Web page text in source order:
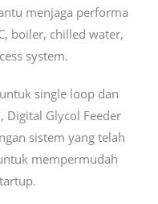
menjaga performa
boiler, chilled water,
system.
single loop dan
Digital Glycol Feeder
sistem yang telah
mempermudah